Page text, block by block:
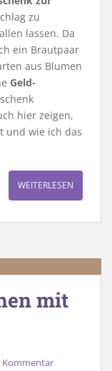
zu
lassen. Da
ein Brautpaar
aus Blumen
Geld-
hier zeigen,
und wie ich das
WEITERLESEN
mit
Kommentar